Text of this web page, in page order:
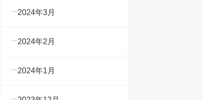
2024年3月
2024年2月
2024年1月